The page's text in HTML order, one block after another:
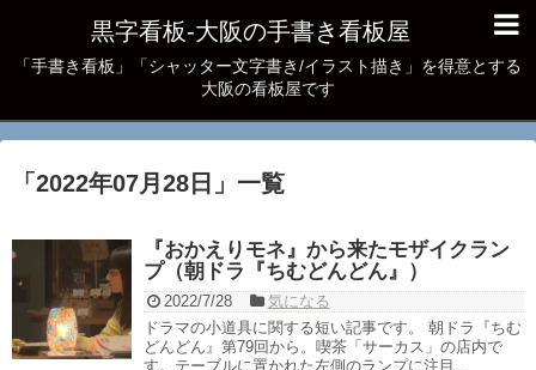
黒字看板‐大阪の手書き看板屋
「手書き看板」「シャッター文字書き/イラスト描き」を得意とする
大阪の看板屋です
「 2022年07月28日 」 一覧
『おかえりモネ』から来たモザイクラン
プ（朝ドラ『ちむどんどん』）
2022/7/28
気になる
ドラマの小道具に関する短い記事です。 朝ドラ『ちむ
どんどん』第79回から。喫茶「サーカス」の店内で
す。テーブルに置かれた左側のランプに注目...